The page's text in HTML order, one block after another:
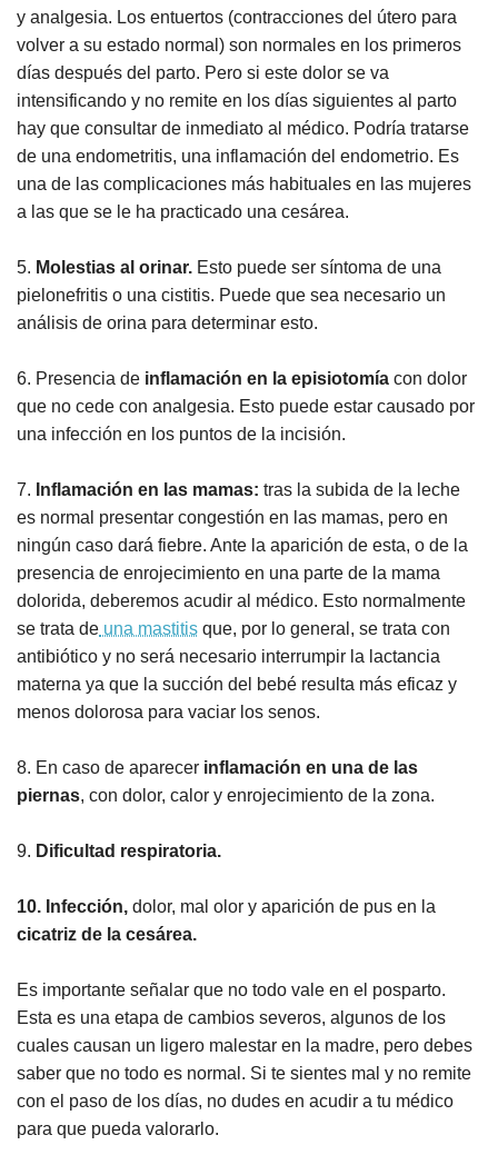
y analgesia. Los entuertos (contracciones del útero para
volver a su estado normal) son normales en los primeros
días después del parto. Pero si este dolor se va
intensificando y no remite en los días siguientes al parto
hay que consultar de inmediato al médico. Podría tratarse
de una endometritis, una inflamación del endometrio. Es
una de las complicaciones más habituales en las mujeres
a las que se le ha practicado una cesárea.
5. Molestias al orinar. Esto puede ser síntoma de una
pielonefritis o una cistitis. Puede que sea necesario un
análisis de orina para determinar esto.
6. Presencia de inflamación en la episiotomía con dolor
que no cede con analgesia. Esto puede estar causado por
una infección en los puntos de la incisión.
7. Inflamación en las mamas: tras la subida de la leche
es normal presentar congestión en las mamas, pero en
ningún caso dará fiebre. Ante la aparición de esta, o de la
presencia de enrojecimiento en una parte de la mama
dolorida, deberemos acudir al médico. Esto normalmente
se trata de una mastitis que, por lo general, se trata con
antibiótico y no será necesario interrumpir la lactancia
materna ya que la succión del bebé resulta más eficaz y
menos dolorosa para vaciar los senos.
8. En caso de aparecer inflamación en una de las
piernas, con dolor, calor y enrojecimiento de la zona.
9. Dificultad respiratoria.
10. Infección, dolor, mal olor y aparición de pus en la
cicatriz de la cesárea.
Es importante señalar que no todo vale en el posparto.
Esta es una etapa de cambios severos, algunos de los
cuales causan un ligero malestar en la madre, pero debes
saber que no todo es normal. Si te sientes mal y no remite
con el paso de los días, no dudes en acudir a tu médico
para que pueda valorarlo.